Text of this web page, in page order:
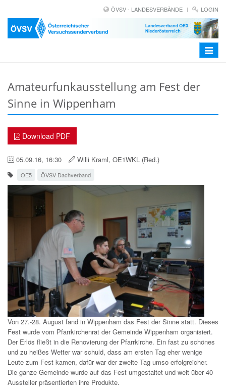
ÖVSV - LANDESVERBÄNDE LOGIN
Toggle
Amateurfunkausstellung am Fest der
Sinne in Wippenham
Download PDF
05.09.16, 16:30 Willi Kraml, OE1WKL (Red.)
OE5 ÖVSV Dachverband
Von 27.-28. August fand in Wippenham das Fest der Sinne statt. Dieses
Fest wurde vom Pfarrkirchenrat der Gemeinde Wippenham organisiert.
Der Erlös fließt in die Renovierung der Pfarrkirche. Ein fast zu schönes
und zu heißes Wetter war schuld, dass am ersten Tag eher wenige
Leute zum Fest kamen, dafür war der zweite Tag umso erfolgreicher.
Die ganze Gemeinde wurde auf das Fest umgestaltet und weit über 40
Aussteller präsentierten ihre Produkte.